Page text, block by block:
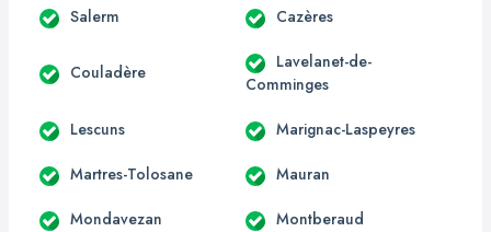
Salerm Cazères
Couladère
Lavelanet-de-
Comminges
Lescuns Marignac-Laspeyres
Martres-Tolosane Mauran
Mondavezan Montberaud